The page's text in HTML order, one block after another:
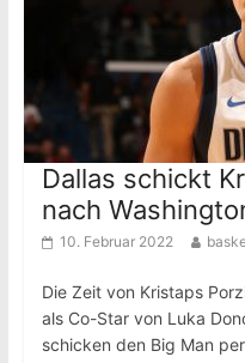
Dallas schickt
nach
10. Februar 2022
Die Zeit von Kristaps
als Co-Star von Luka
schicken den Big Man